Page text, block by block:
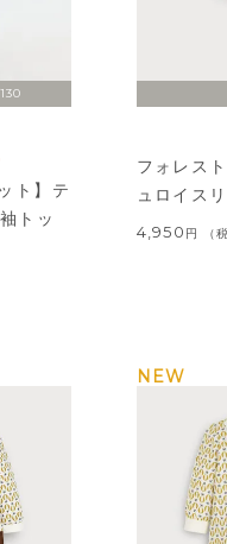
ト】テ
トッ
フォレス
ュロイス
4,950
NEW